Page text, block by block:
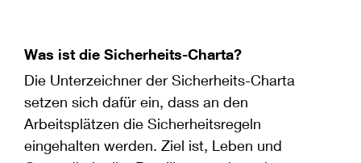
Was ist die Sicherheits-Charta?
Die Unterzeichner der Sicherheits-Charta
setzen sich dafür ein, dass an den
Arbeitsplätzen die Sicherheitsregeln
eingehalten werden. Ziel ist, Leben und